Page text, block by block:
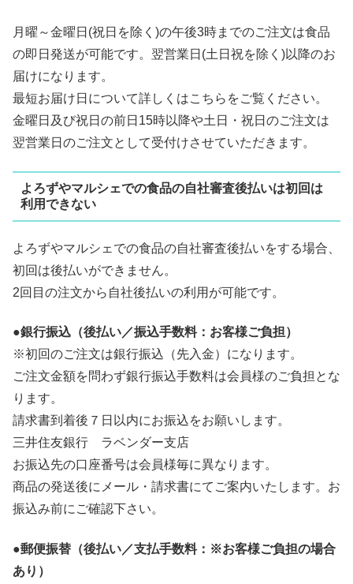
月曜～金曜日(祝日を除く)の午後3時までのご注文は食品
の即日発送が可能です。翌営業日(土日祝を除く)以降のお
届けになります。
最短お届け日について詳しくはこちらをご覧ください。
金曜日及び祝日の前日15時以降や土日・祝日のご注文は
翌営業日のご注文として受付けさせていただきます。
よろずやマルシェでの食品の自社審査後払いは初回は
利用できない
よろずやマルシェでの食品の自社審査後払いをする場合、
初回は後払いができません。
2回目の注文から自社後払いの利用が可能です。
●銀行振込（後払い／振込手数料：お客様ご負担）
※初回のご注文は銀行振込（先入金）になります。
ご注文金額を問わず銀行振込手数料は会員様のご負担とな
ります。
請求書到着後７日以内にお振込をお願いします。
三井住友銀行 ラベンダー支店
お振込先の口座番号は会員様毎に異なります。
商品の発送後にメール・請求書にてご案内いたします。お
振込み前にご確認下さい。
●郵便振替（後払い／支払手数料：※お客様ご負担の場合
あり）